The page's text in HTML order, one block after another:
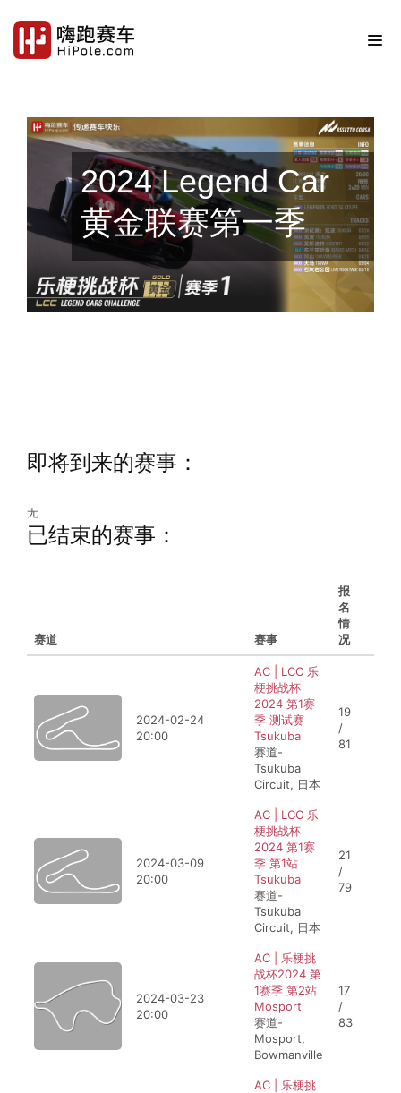
2024 Legend Car
黄金联赛第一季
即将到来的赛事：
无
已结束的赛事：
赛道 赛事
报
名
情
况
2024-02-24
20:00
AC | LCC 乐
梗挑战杯
2024 第1赛
季 测试赛
Tsukuba
赛道-
Tsukuba
Circuit, 日本
19
/
81
2024-03-09
20:00
AC | LCC 乐
梗挑战杯
2024 第1赛
季 第1站
Tsukuba
赛道-
Tsukuba
Circuit, 日本
21
/
79
2024-03-23
20:00
AC | 乐梗挑
战杯2024 第
1赛季 第2站
Mosport
赛道-
Mosport,
Bowmanville
17
/
83
AC | 乐梗挑